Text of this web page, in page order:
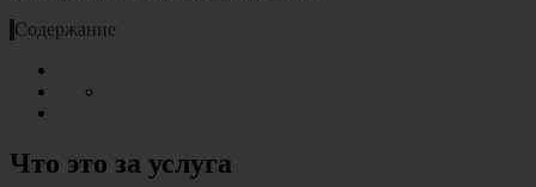
Содержание
Что это за услуга